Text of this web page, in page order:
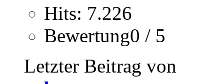
Hits: 7.226
Bewertung0 / 5
Letzter Beitrag von